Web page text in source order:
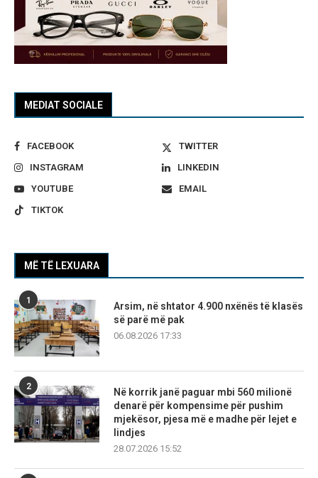
MEDIAT SOCIALE
FACEBOOK
TWITTER
INSTAGRAM
LINKEDIN
YOUTUBE
EMAIL
TIKTOK
MË TË LEXUARA
1
Arsim, në shtator 4.900 nxënës të klasës
së parë më pak
06.08.2026 17:33
2
Në korrik janë paguar mbi 560 milionë
denarë për kompensime për pushim
mjekësor, pjesa më e madhe për lejet e
lindjes
28.07.2026 15:52